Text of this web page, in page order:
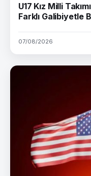
U17 Kız Milli
Farklı Galibiyetle
07/08/2026